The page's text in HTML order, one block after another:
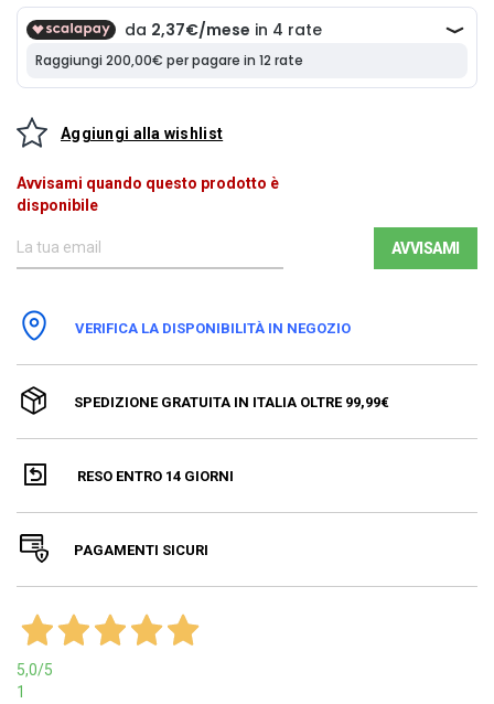
Aggiungi alla wishlist
Avvisami quando questo prodotto è
disponibile
AVVISAMI
VERIFICA LA DISPONIBILITÀ IN NEGOZIO
SPEDIZIONE GRATUITA IN ITALIA OLTRE 99,99€
RESO ENTRO 14 GIORNI
PAGAMENTI SICURI
5,0/5
1